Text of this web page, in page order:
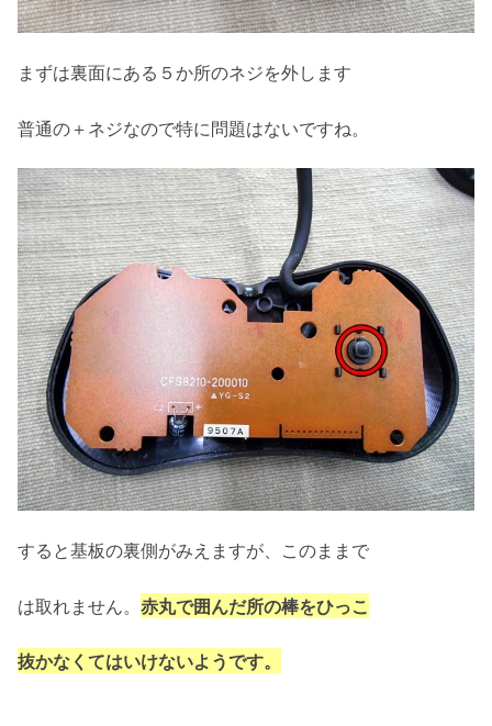
まずは裏面にある５か所のネジを外します
普通の＋ネジなので特に問題はないですね。
すると基板の裏側がみえますが、このままで
は取れません。 赤丸で囲んだ所の棒をひっこ
抜かなくてはいけないようです。